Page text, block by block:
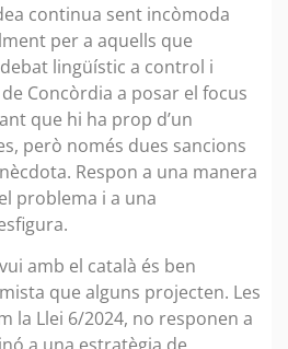
continua sent incòmoda
per a aquells que
lingüístic a control i
Concòrdia a posar el focus
que hi ha prop d’un
però només dues sancions
Respon a una manera
problema i a una
amb el català és ben
que alguns projecten. Les
la Llei 6/2024, no responen a